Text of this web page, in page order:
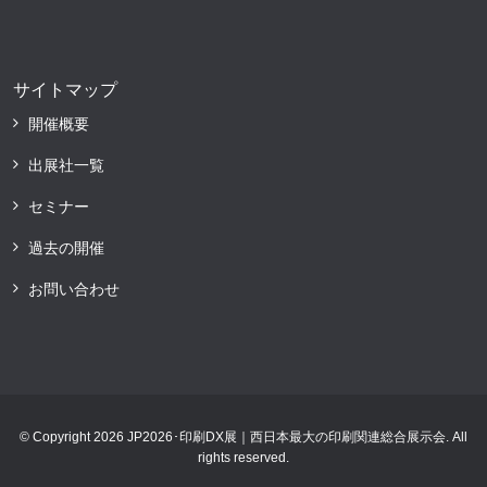
サイトマップ
開催概要
出展社一覧
セミナー
過去の開催
お問い合わせ
© Copyright 2026 JP2026･印刷DX展｜西日本最大の印刷関連総合展示会. All
rights reserved.